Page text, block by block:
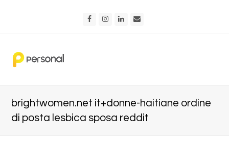
FacebookInstagram
LinkedIn
brightwomen.net it+donne-haitiane ordine
di posta lesbica sposa reddit